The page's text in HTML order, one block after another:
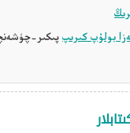
بولۇپ كىرىپ پىكىر-